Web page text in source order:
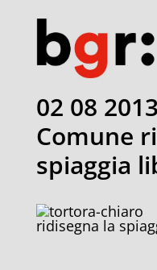
02 08
Comune
spiaggia
ridisegna la